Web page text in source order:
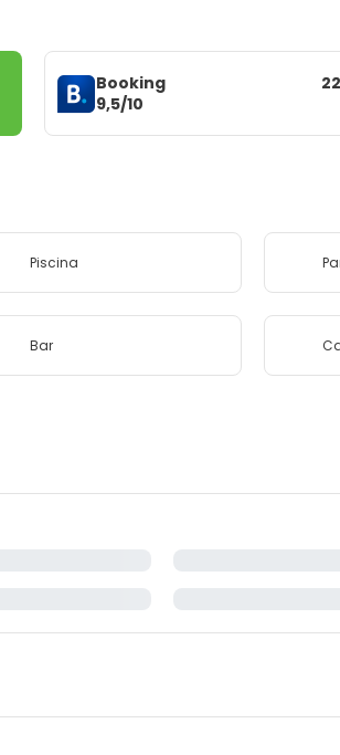
Booking
9,5/10
Piscina
Bar